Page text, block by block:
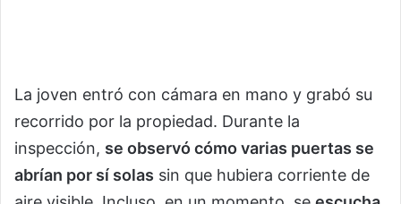
La joven entró con cámara en mano y grabó su
recorrido por la propiedad. Durante la
inspección, se observó cómo varias puertas se
abrían por sí solas sin que hubiera corriente de